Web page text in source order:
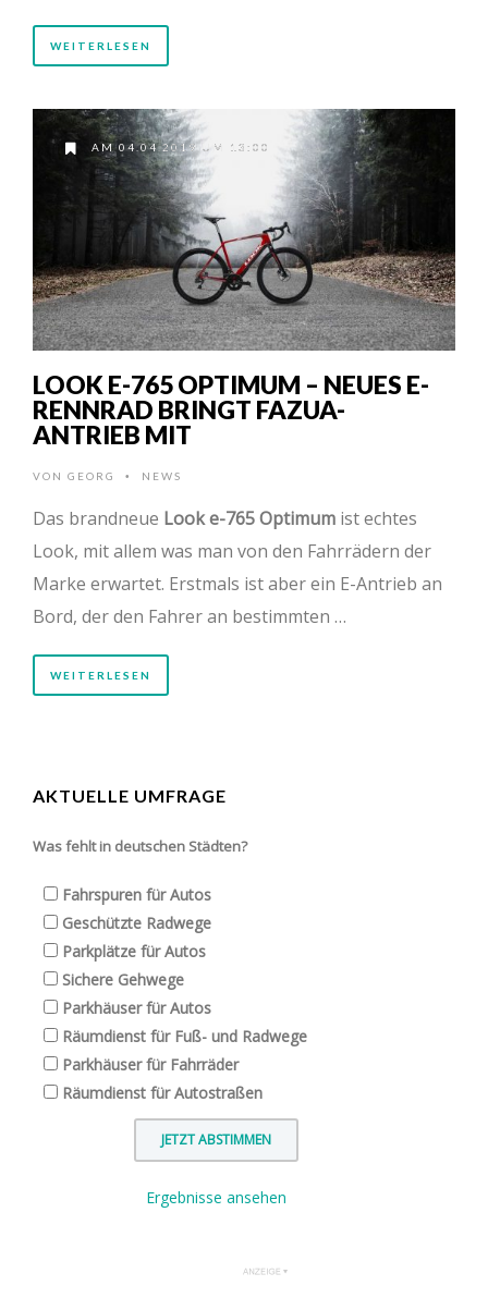
WEITERLESEN
AM 04.04.2019 UM 13:00
LOOK E-765 OPTIMUM – NEUES E-
RENNRAD BRINGT FAZUA-
ANTRIEB MIT
VON GEORG • NEWS
Das brandneue Look e-765 Optimum ist echtes
Look, mit allem was man von den Fahrrädern der
Marke erwartet. Erstmals ist aber ein E-Antrieb an
Bord, der den Fahrer an bestimmten …
WEITERLESEN
AKTUELLE UMFRAGE
Was fehlt in deutschen Städten?
Fahrspuren für Autos
Geschützte Radwege
Parkplätze für Autos
Sichere Gehwege
Parkhäuser für Autos
Räumdienst für Fuß- und Radwege
Parkhäuser für Fahrräder
Räumdienst für Autostraßen
Ergebnisse ansehen